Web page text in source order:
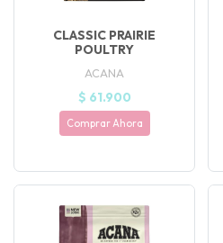
CLASSIC PRAIRIE
POULTRY
ACANA
$ 61.900
Comprar Ahora